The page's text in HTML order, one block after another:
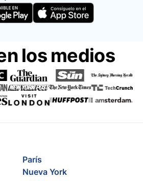
los medios
París
Nueva York